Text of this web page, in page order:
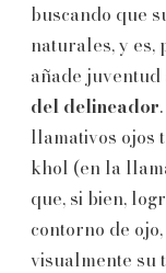
buscando que
naturales, y es,
añade juventud
del delineador
llamativos ojos
khol (en la
que, si bien,
contorno de
visualmente su